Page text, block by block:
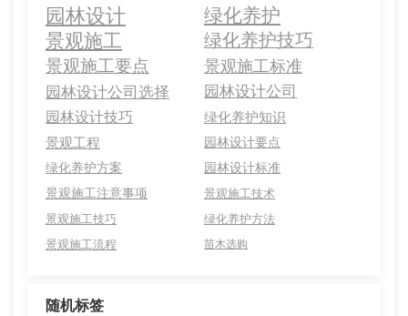
园林设计
绿化养护
景观施工
绿化养护技巧
景观施工要点
景观施工标准
园林设计公司选择
园林设计公司
园林设计技巧
绿化养护知识
景观工程
园林设计要点
绿化养护方案
园林设计标准
景观施工注意事项
景观施工技术
景观施工技巧
绿化养护方法
景观施工流程
苗木选购
随机标签